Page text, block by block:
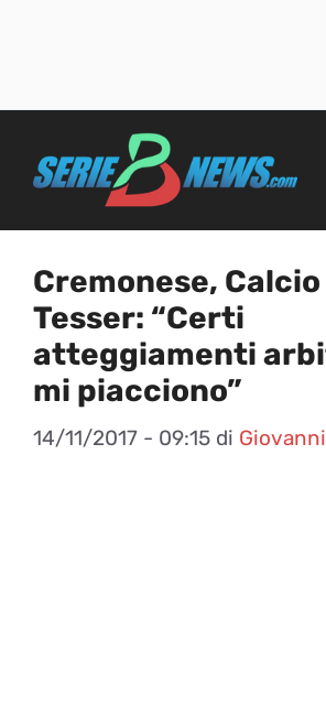
Cremonese, Calcio
Tesser: “Certi
atteggiamenti
mi piacciono”
14/11/2017 - 09:15 di